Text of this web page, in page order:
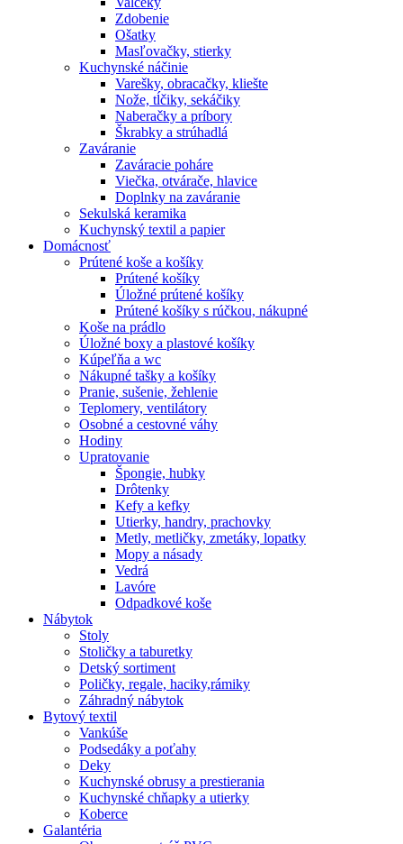
Zdobenie
Ošatky
Masľovačky, stierky
Kuchynské náčinie
Varešky, obracačky, kliešte
Nože, tĺčiky, sekáčiky
Naberačky a príbory
Škrabky a strúhadlá
Zaváranie
Zaváracie poháre
Viečka, otvárače, hlavice
Doplnky na zaváranie
Sekulská keramika
Kuchynský textil a papier
Domácnosť
Prútené koše a košíky
Prútené košíky
Úložné prútené košíky
Prútené košíky s rúčkou, nákupné
Koše na prádlo
Úložné boxy a plastové košíky
Kúpeľňa a wc
Nákupné tašky a košíky
Pranie, sušenie, žehlenie
Teplomery, ventilátory
Osobné a cestovné váhy
Hodiny
Upratovanie
Špongie, hubky
Drôtenky
Kefy a kefky
Utierky, handry, prachovky
Metly, metličky, zmetáky, lopatky
Mopy a násady
Vedrá
Lavóre
Odpadkové koše
Nábytok
Stoly
Stoličky a taburetky
Detský sortiment
Poličky, regale, haciky,rámiky
Záhradný nábytok
Bytový textil
Vankúše
Podsedáky a poťahy
Deky
Kuchynské obrusy a prestierania
Kuchynské chňapky a utierky
Koberce
Galantéria